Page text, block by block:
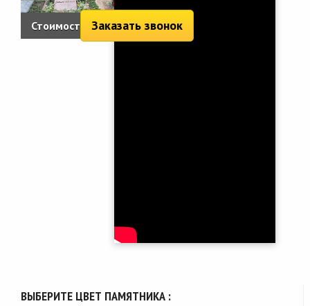
Стоимость: 957 руб.
Заказать звонок
ВЫБЕРИТЕ ЦВЕТ ПАМЯТНИКА :